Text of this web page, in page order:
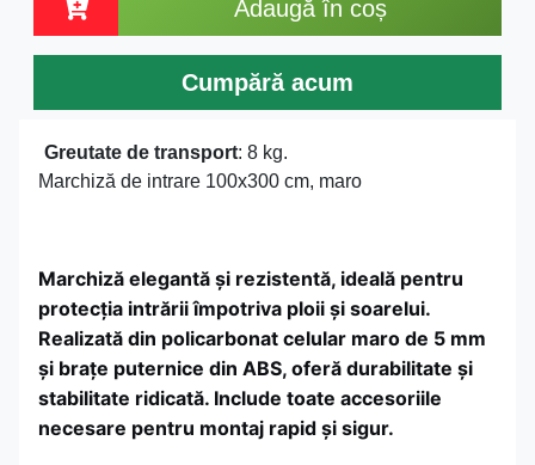
Adaugă în coș
Cumpără acum
Greutate de transport: 8 kg.
Marchiză de intrare 100x300 cm, maro
Marchiză elegantă și rezistentă, ideală pentru
protecția intrării împotriva ploii și soarelui.
Realizată din policarbonat celular maro de 5 mm
și brațe puternice din ABS, oferă durabilitate și
stabilitate ridicată. Include toate accesoriile
necesare pentru montaj rapid și sigur.